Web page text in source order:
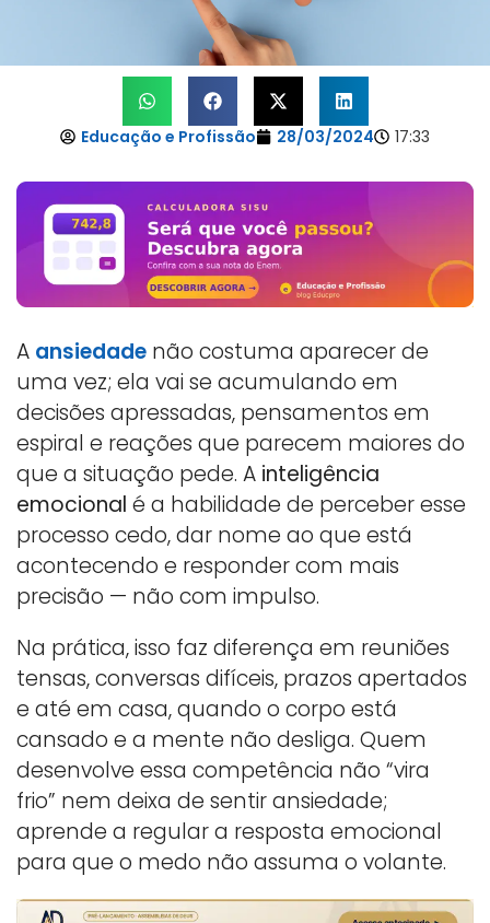
Educação e Profissão 28/03/2024 17:33
A ansiedade não costuma aparecer de
uma vez; ela vai se acumulando em
decisões apressadas, pensamentos em
espiral e reações que parecem maiores do
que a situação pede. A inteligência
emocional é a habilidade de perceber esse
processo cedo, dar nome ao que está
acontecendo e responder com mais
precisão — não com impulso.
Na prática, isso faz diferença em reuniões
tensas, conversas difíceis, prazos apertados
e até em casa, quando o corpo está
cansado e a mente não desliga. Quem
desenvolve essa competência não “vira
frio” nem deixa de sentir ansiedade;
aprende a regular a resposta emocional
para que o medo não assuma o volante.